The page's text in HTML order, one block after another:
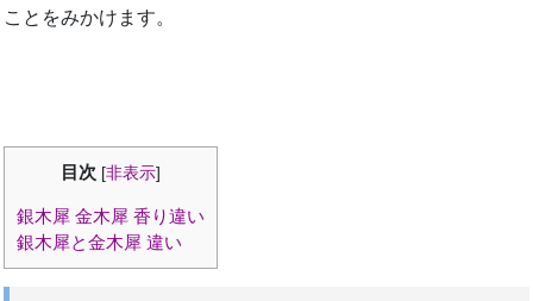
ことをみかけます。
目次 [非表示]
銀木犀 金木犀 香り違い
銀木犀と金木犀 違い